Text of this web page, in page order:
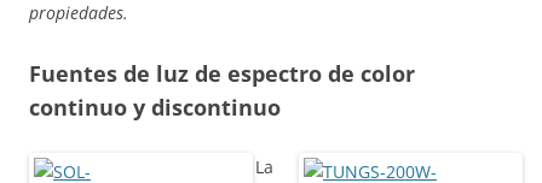
propiedades.
Fuentes de luz de espectro de color
continuo y discontinuo
La